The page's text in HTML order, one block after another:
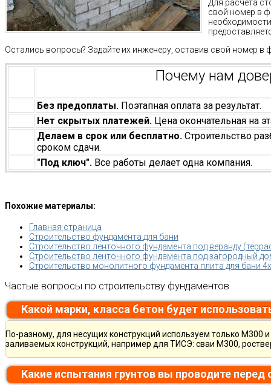
Для расчета
свой номер в
Остались вопросы? Задайте их инженеру, оставив свой номер в
Почему нам
Без предоплаты. Поэтапная оплата за результат.
Нет скрытых платежей. Цена окончательная на
Делаем в срок или бесплатно. Строительство
сроком сдачи.
"Под ключ". Все работы делает одна компания.
Похожие материалы:
Главная страница
Строительство фундамента для бани
Строительство ленточного фундамента под веранду
Строительство ленточного фундамента под загородный
Строительство монолитного фундамента плита для бани
Частые вопросы по строительству фундаментов
Какой марки, класса бетон будет
По-разному, для несущих конструкций используем только М300
заливаемых конструкций, например для ТИСЭ: сваи М300,
Какие испытания грунтов вы проводите перед